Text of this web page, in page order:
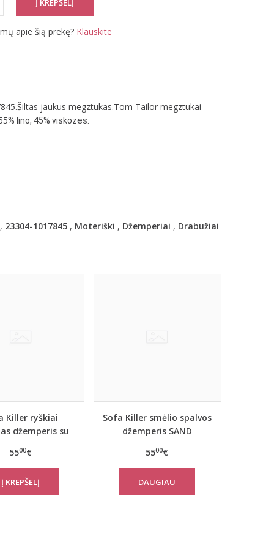
apie šią prekę? Klauskite
jaukus megztukas.Tom Tailor megztukai
% lino, 45% viskozės.
23304-1017845, Moteriški , Džemperiai , Drabužiai
Killer ryškiai
džemperis su
5500€
Sofa Killer smėlio spalvos
džemperis SAND
5500€
DAUGIAU